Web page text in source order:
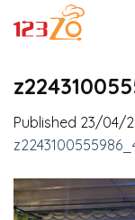
Published 23/04/